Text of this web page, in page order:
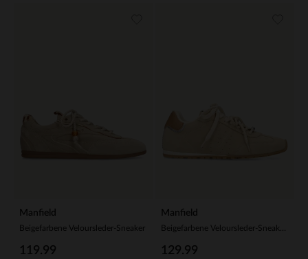
Manfield
Beigefarbene Veloursleder-Sneaker
119.99
Manfield
129.99